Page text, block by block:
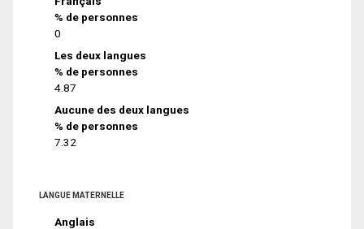
% de personnes
0
Les deux langues
% de personnes
4.87
Aucune des deux langues
% de personnes
7.32
LANGUE MATERNELLE
Anglais